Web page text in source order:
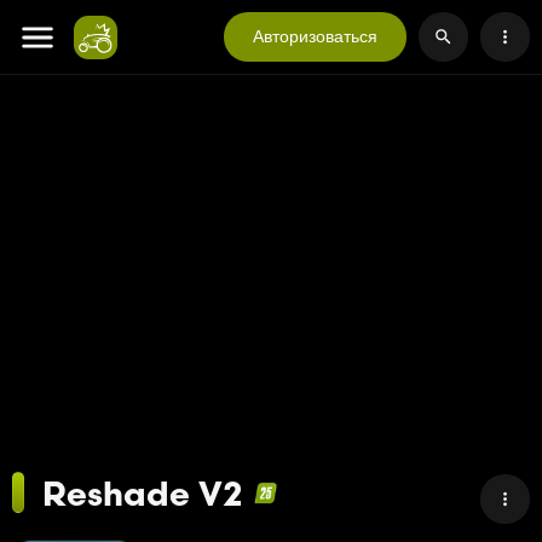
Авторизоваться
Reshade V2